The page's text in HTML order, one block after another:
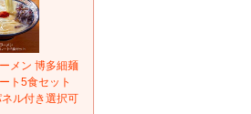
メン 博多細麺
ト5食セット
ル付き選択可